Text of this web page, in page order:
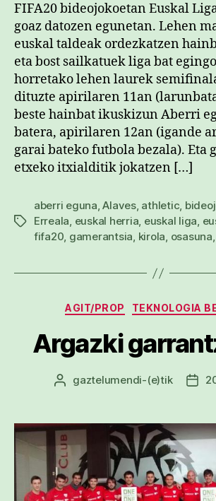
FIFA20 bideojokoetan Euskal
goaz datozen egunetan. Lehen
euskal taldeak ordezkatzen
eta bost sailkatuek liga bat
horretako lehen laurek
dituzte apirilaren 11an
beste hainbat ikuskizun Aberri
batera, apirilaren 12an (igande
garai bateko futbola bezala). Eta
etxeko itxialditik jokatzen […]
Etiketak
aberri eguna,Alaves, athletic,
Erreala, euskal herria, euskal liga,
fifa20, gamerantsia, kirola, osasuna,
AGIT/PROP TEKNOLOGIA
Argazki
Argitalpenaren
gaztelumendi-(e)tik